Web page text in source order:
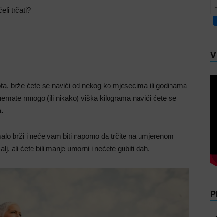
trčati?
brže ćete se navići od nekog ko mjesecima ili godinama
mnogo (ili nikako) viška kilograma navići ćete se
brži i neće vam biti naporno da trčite na umjerenom
ali ćete bili manje umorni i nećete gubiti dah.